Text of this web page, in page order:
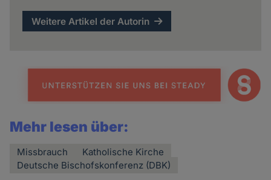
Weitere Artikel der Autorin
Mehr lesen über:
Missbrauch
Katholische Kirche
Deutsche Bischofskonferenz (DBK)